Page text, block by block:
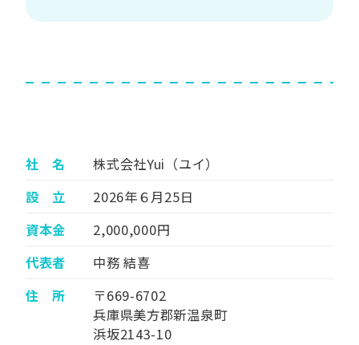
社 名
株式会社Yui（ユイ）
設 立
2026年６月25日
資本金
2,000,000円
代表者
中務 結喜
住 所
〒669-6702
兵庫県美方郡新温泉町
浜坂2143-10